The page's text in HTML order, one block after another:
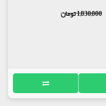
1,830,000 تومان